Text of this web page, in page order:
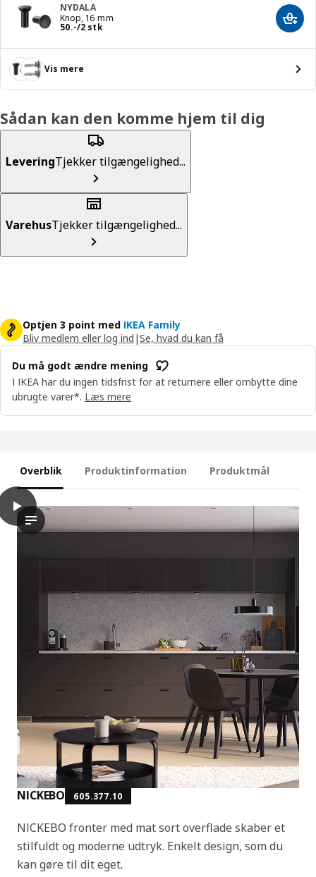
NYDALA
Knop, 16 mm
50.-/2 stk
Pris 50.-/2 stk Læg i
Vis mere
Sådan kan den komme hjem til dig
LeveringTjekker tilgængelighed...
VarehusTjekker tilgængelighed...
Optjen 3 point med IKEA Family
Bliv medlem eller log ind |Se, hvad du kan få
Du må godt ændre mening
I IKEA har du ingen tidsfrist for at returnere eller ombytte dine
ubrugte varer*. Læs mere
Overblik Produktinformation Produktmål
NICKEBO 605.377.10
NICKEBO fronter med mat sort overflade skaber et
stilfuldt og moderne udtryk. Enkelt design, som du
kan gøre til dit eget.
play
Videoen viser en demonstration eller introduktion af
NICKEBO Låge, mat overflade antracit, 30x60 cm